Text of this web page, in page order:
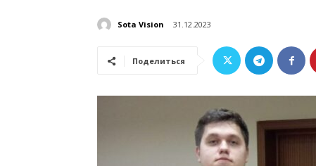
Sota Vision 31.12.2023
Поделиться